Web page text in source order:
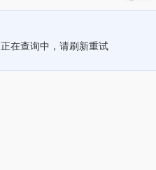
正在查询中，请刷新重试